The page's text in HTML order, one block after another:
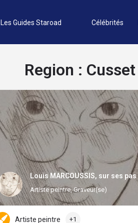
Les Guides Staroad Célébrités
Region : Cusset
Louis MARCOUSSIS, sur ses pas
Artiste peintre, Graveur(se)
Artiste peintre +1